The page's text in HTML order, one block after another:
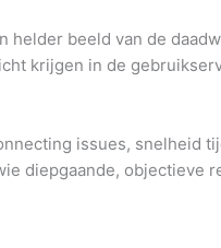
beeld van de
krijgen in de
issues, snelheid
diepgaande, objectieve